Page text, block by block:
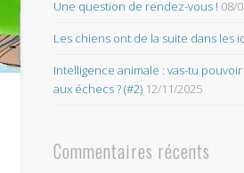
Une question de rendez-vous ! 08/
Les chiens ont de la suite dans les
Intelligence animale : vas-tu
aux échecs ? (#2) 12/11/2025
Commentaires récents